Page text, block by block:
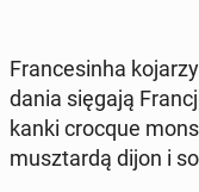
Fran­ce­sin­ha
dania sięgają
kan­ki crocque
musz­tar­dą dijon i